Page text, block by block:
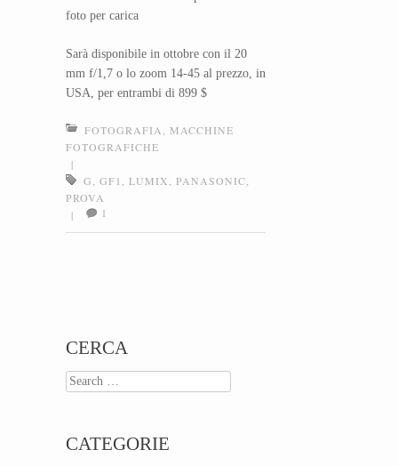
foto per carica
Sarà disponibile in ottobre con il 20
mm f/1,7 o lo zoom 14-45 al prezzo, in
USA, per entrambi di 899 $
FOTOGRAFIA
MACCHINE
FOTOGRAFICHE
|
G
GF1 LUMIX PANASONIC
PROVA
|
1
CERCA
Search
CATEGORIE